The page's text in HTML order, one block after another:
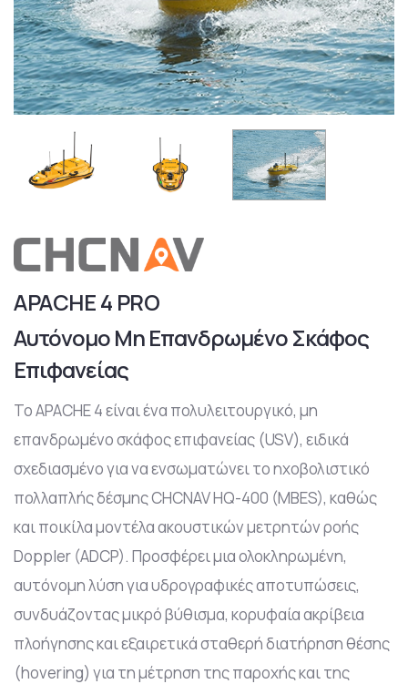
APACHE 4 PRO
Αυτόνομο Μη Επανδρωμένο Σκάφος
Επιφανείας
Το APACHE 4 είναι ένα πολυλειτουργικό, μη
επανδρωμένο σκάφος επιφανείας (USV), ειδικά
σχεδιασμένο για να ενσωματώνει το ηχοβολιστικό
πολλαπλής δέσμης CHCNAV HQ-400 (MBES), καθώς
και ποικίλα μοντέλα ακουστικών μετρητών ροής
Doppler (ADCP). Προσφέρει μια ολοκληρωμένη,
αυτόνομη λύση για υδρογραφικές αποτυπώσεις,
συνδυάζοντας μικρό βύθισμα, κορυφαία ακρίβεια
πλοήγησης και εξαιρετικά σταθερή διατήρηση θέσης
(hovering) για τη μέτρηση της παροχής και της